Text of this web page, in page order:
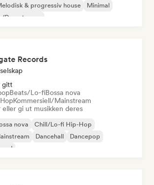
& progressiv house
Minimal
Downtempo
Records
gitt
Beats/Lo-fiBossa nova
Kommersiell/Mainstream
eller gi ut musikken deres
nova
Chill/Lo-fi Hip-Hop
Dancehall
Dancepop